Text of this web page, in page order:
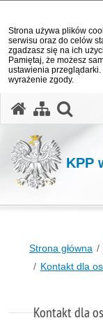
Strona używa plików
serwisu oraz do celów
zgadzasz się na ich
Pamiętaj, że możesz
ustawienia
wyrażenie zgody.
KPP
Strona główna
Kontakt dla
Kontakt dla